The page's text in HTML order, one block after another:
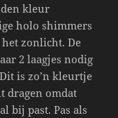
kleur
holo shimmers
zonlicht. De
2 laagjes nodig
is zo’n kleurtje
dragen omdat
bij past. Pas als